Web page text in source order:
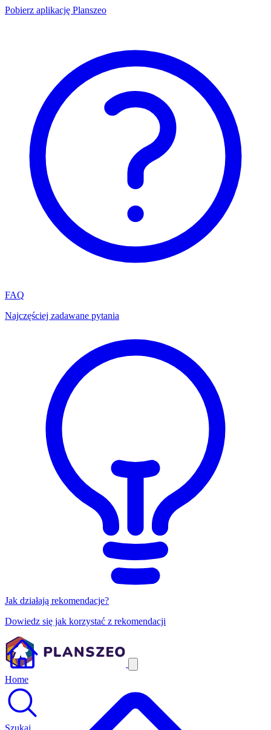
Pobierz aplikację Planszeo
FAQ
Najczęściej zadawane pytania
Jak działają rekomendacje?
Dowiedz się jak korzystać z rekomendacji
Home
Szukaj